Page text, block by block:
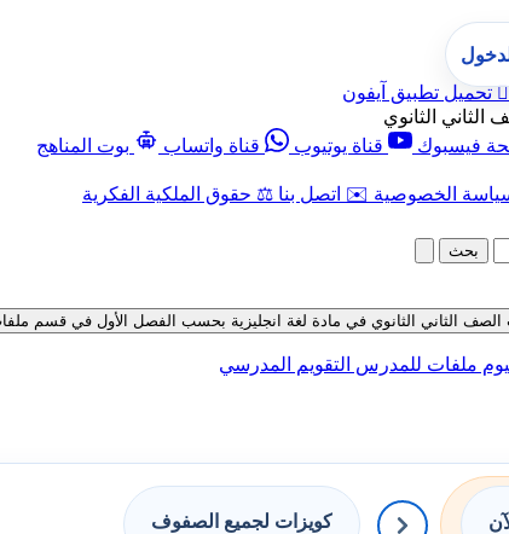
 تحميل تطبيق آيفون
الثاني الثانوي
فيسبوك قناة يوتيوب قناة واتساب
بوت المناهج
الخصوصية ✉️ اتصل بنا ⚖️ حقوق الملكية الفكرية
بحث
الثاني الثانوي في مادة لغة انجليزية بحسب الفصل الأول في قسم ملفات متنوعة
ملفات للمدرس التقويم المدرسي
كويزات لجميع الصفوف